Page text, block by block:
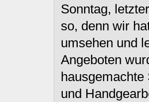
Sonntag,
so, denn wir
umsehen und
Angeboten
und